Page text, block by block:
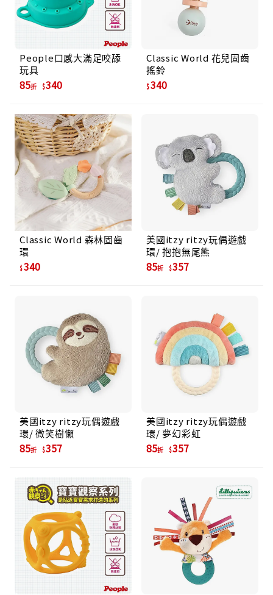
People口感大滿足咬舔
玩具
85折 340
Classic World 花兒固齒
搖鈴
340
Classic World 森林固齒
環
340
美國itzy ritzy玩偶遊戲
環/ 抱抱無尾熊
85折 357
美國itzy ritzy玩偶遊戲
環/ 微笑樹懶
85折 357
美國itzy ritzy玩偶遊戲
環/ 夢幻彩虹
85折 357